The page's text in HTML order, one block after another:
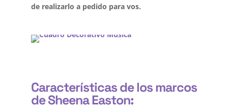
de realizarlo a pedido para vos.
Características de los marcos
de Sheena Easton: